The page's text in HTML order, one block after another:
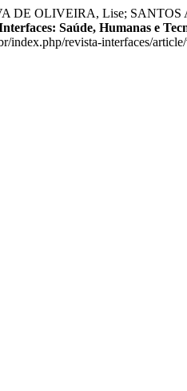
DE OLIVEIRA, Lise;
Saúde, Humanas e
revista-interfaces/